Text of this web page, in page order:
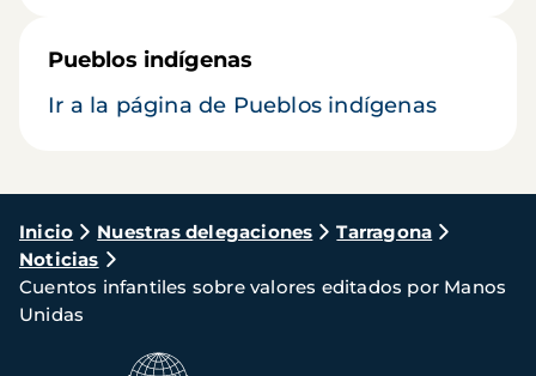
Pueblos indígenas
Ir a la página de Pueblos indígenas
Ruta
de
navegación
Inicio Nuestras delegaciones
Tarragona
Noticias
Cuentos infantiles sobre valores editados por Manos
Unidas